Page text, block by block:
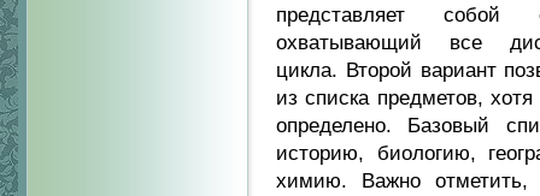
представляет собой
охватывающий все
цикла. Второй вариант
из списка предметов,
определено. Базовый
историю, биологию,
химию. Важно